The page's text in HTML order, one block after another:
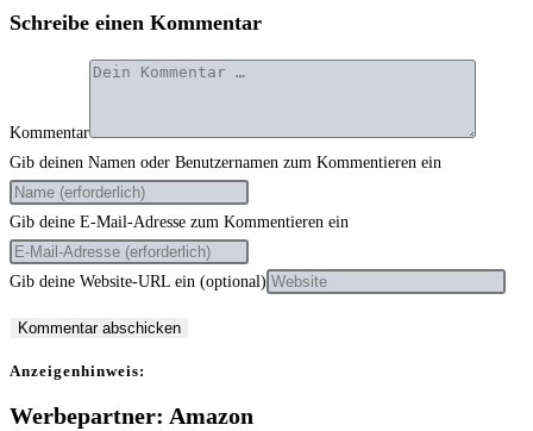
Schreibe einen Kommentar
Kommentar
Gib deinen Namen oder Benutzernamen zum Kommentieren ein
Gib deine E-Mail-Adresse zum Kommentieren ein
Gib deine Website-URL ein (optional)
Anzei­gen­hin­weis:
Werbepartner: Amazon